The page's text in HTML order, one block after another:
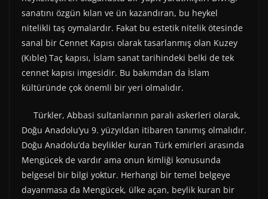
sanatını özgün kılan ve ün kazandıran, bu heykel
nitelikli taş oymalardır. Fakat bu estetik nitelik ötesinde
sanal bir Cennet Kapısı olarak tasarlanmış olan Kuzey
(Kıble) Taç kapısı, İslam sanat tarihindeki belki de tek
cennet kapısı imgesidir. Bu bakımdan da İslam
kültüründe çok önemli bir yeri olmalıdır.
Türkler, Abbasi sultanlarının paralı askerleri olarak,
Doğu Anadolu’yu 9. yüzyıldan itibaren tanımış olmalıdır.
Doğu Anadolu’da beylikler kuran Türk emirleri arasında
Mengücek de vardır ama onun kimliği konusunda
belgesel bir bilgi yoktur. Herhangi bir temel belgeye
dayanmasa da Mengücek, ülke açan, beylik kuran bir